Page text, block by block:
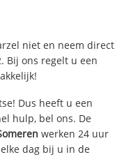
niet en neem direct
Bij ons regelt u een
Dus heeft u een
hulp, bel ons. De
werken 24 uur
dag bij u in de